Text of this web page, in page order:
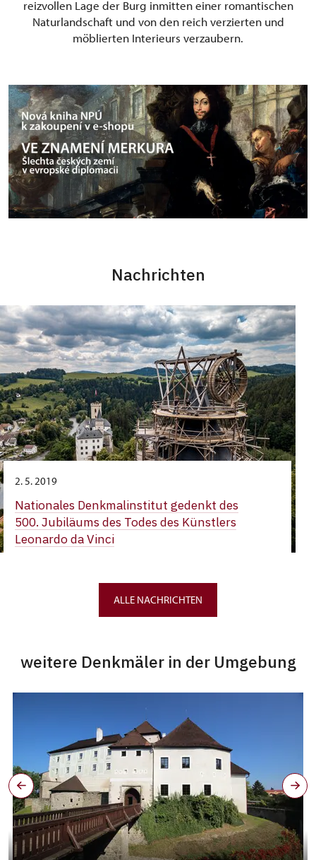
reizvollen Lage der Burg inmitten einer romantischen
Naturlandschaft und von den reich verzierten und
möblierten Interieurs verzaubern.
Nachrichten
2. 5. 2019
Nationales Denkmalinstitut gedenkt des
500. Jubiläums des Todes des Künstlers
Leonardo da Vinci
ALLE NACHRICHTEN
weitere Denkmäler in der Umgebung